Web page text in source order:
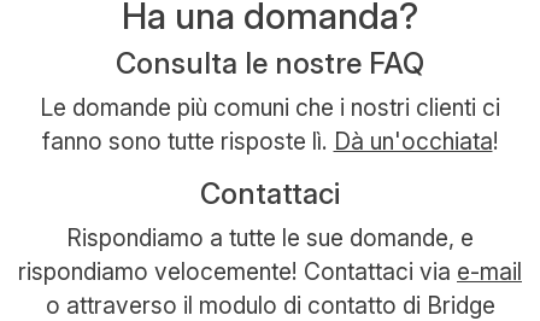
Ha una domanda?
Consulta le nostre FAQ
Le domande più comuni che i nostri clienti ci
fanno sono tutte risposte lì. Dà un'occhiata!
Contattaci
Rispondiamo a tutte le sue domande, e
rispondiamo velocemente! Contattaci via e-mail
o attraverso il modulo di contatto di Bridge